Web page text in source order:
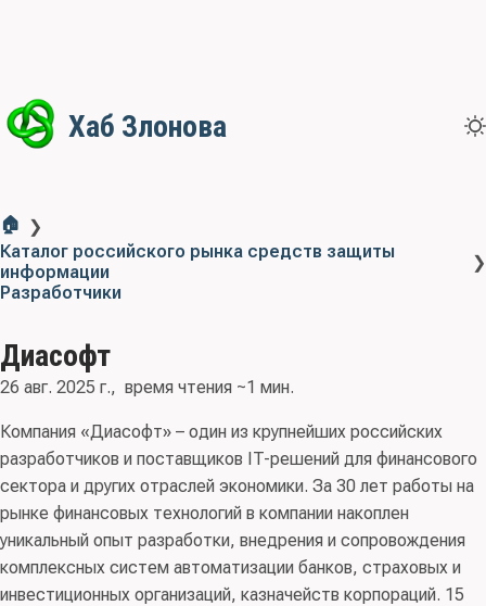
Хаб Злонова
🏠 ❯
Каталог российского рынка средств защиты
информации
❯
Разработчики
Диасофт
26 авг. 2025 г. время чтения ~1 мин.
Компания «Диасофт» – один из крупнейших российских
разработчиков и поставщиков IT-решений для финансового
сектора и других отраслей экономики. За 30 лет работы на
рынке финансовых технологий в компании накоплен
уникальный опыт разработки, внедрения и сопровождения
комплексных систем автоматизации банков, страховых и
инвестиционных организаций, казначейств корпораций. 15